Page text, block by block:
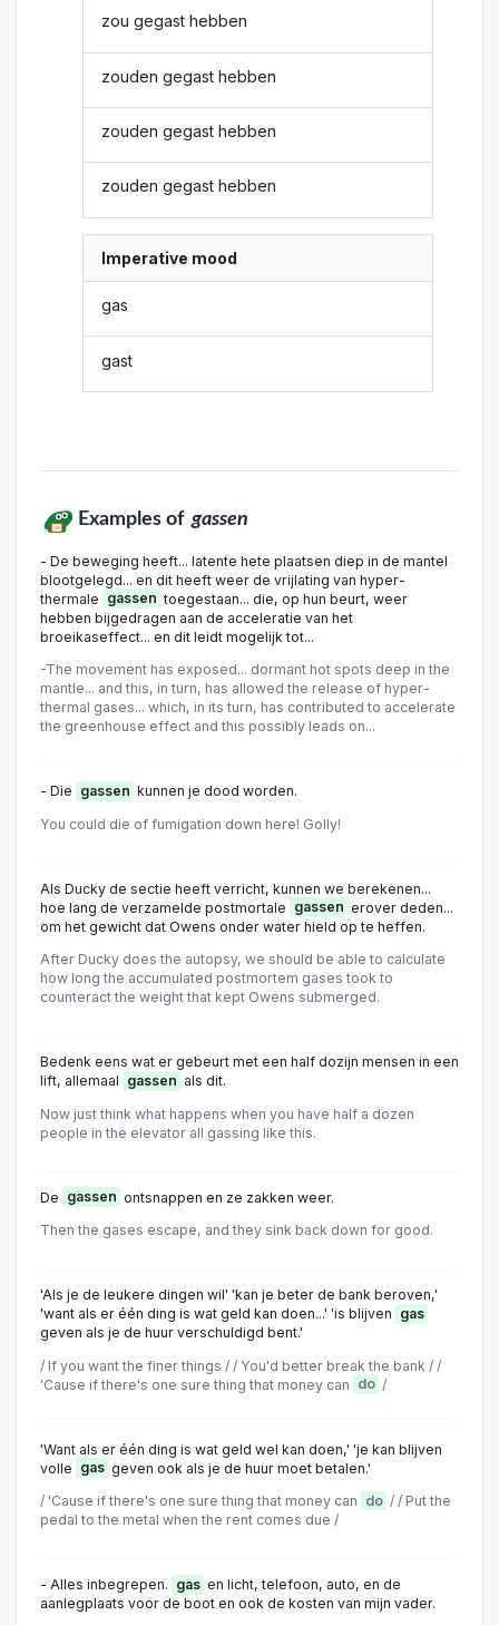
zou gegast hebben
zouden gegast hebben
zouden gegast hebben
zouden gegast hebben
Imperative mood
gas
gast
Examples of gassen
- De beweging heeft... latente hete plaatsen diep in de mantel
blootgelegd... en dit heeft weer de vrijlating van hyper-
thermale gassen toegestaan... die, op hun beurt, weer
hebben bijgedragen aan de acceleratie van het
broeikaseffect... en dit leidt mogelijk tot...
-The movement has exposed... dormant hot spots deep in the
mantle... and this, in turn, has allowed the release of hyper-
thermal gases... which, in its turn, has contributed to accelerate
the greenhouse effect and this possibly leads on...
- Die gassen kunnen je dood worden.
You could die of fumigation down here! Golly!
Als Ducky de sectie heeft verricht, kunnen we berekenen...
hoe lang de verzamelde postmortale gassen erover deden...
om het gewicht dat Owens onder water hield op te heffen.
After Ducky does the autopsy, we should be able to calculate
how long the accumulated postmortem gases took to
counteract the weight that kept Owens submerged.
Bedenk eens wat er gebeurt met een half dozijn mensen in een
lift, allemaal gassen als dit.
Now just think what happens when you have half a dozen
people in the elevator all gassing like this.
De gassen ontsnappen en ze zakken weer.
Then the gases escape, and they sink back down for good.
'Als je de leukere dingen wil' 'kan je beter de bank beroven,'
'want als er één ding is wat geld kan doen...' 'is blijven gas
geven als je de huur verschuldigd bent.'
/ lf you want the finer things / / You'd better break the bank / /
'Cause if there's one sure thing that money can do /
'Want als er één ding is wat geld wel kan doen,' 'je kan blijven
volle gas geven ook als je de huur moet betalen.'
/ 'Cause if there's one sure thing that money can do / / Put the
pedal to the metal when the rent comes due /
- Alles inbegrepen. gas en licht, telefoon, auto, en de
aanlegplaats voor de boot en ook de kosten van mijn vader.